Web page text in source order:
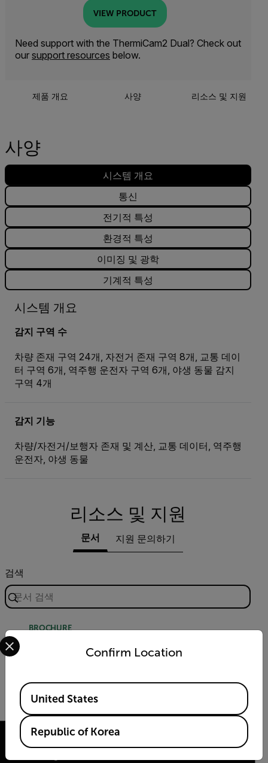
VIEW PRODUCT
Need support with the ThermiCam2 Dual? Check out
our support resources below.
제품 개요 사양 리소스 및 지원
사양
시스템 개요
통신
전기적 특성
환경적 특성
이미징 및 광학
기계적 특성
시스템 개요
감지 구역 수
차량 존재 구역 24개, 자전거 존재 구역 8개, 교통 데이
터 구역 6개, 역주행 운전자 구역 6개, 야생 동물 감지
구역 4개
감지 기능
차량/자전거/보행자 존재 및 계산, 교통 데이터, 역주행
운전자, 야생 동물
리소스 및 지원
문서 지원 문의하기
검색
BROCHURE
FLIR 지능형 교통 시스템(ITS) 가이드북
Confirm Location
Select your preferred country and language from the
Available Locations
United States
Republic of Korea